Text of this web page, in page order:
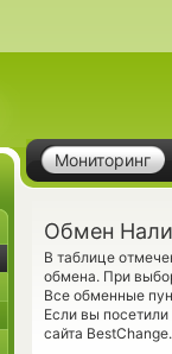
Мониторинг
Обмен
В таблице
обмена. При
Все обменные
Если вы
сайта BestChange.